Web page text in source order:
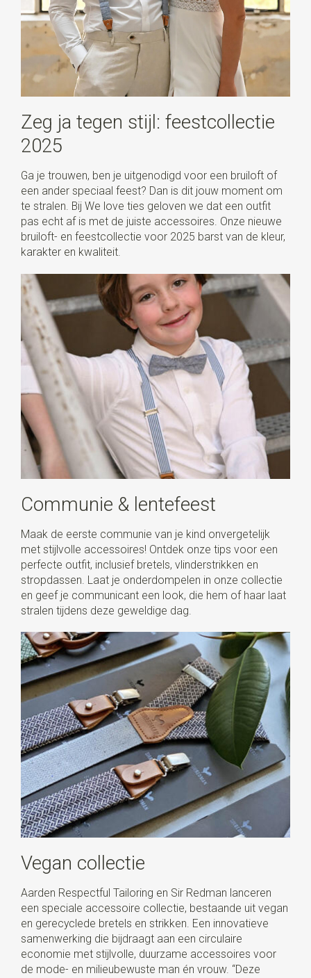
Zeg ja tegen stijl: feestcollectie
2025
Ga je trouwen, ben je uitgenodigd voor een bruiloft of
een ander speciaal feest? Dan is dit jouw moment om
te stralen. Bij We love ties geloven we dat een outfit
pas echt af is met de juiste accessoires. Onze nieuwe
bruiloft- en feestcollectie voor 2025 barst van de kleur,
karakter en kwaliteit.
Communie & lentefeest
Maak de eerste communie van je kind onvergetelijk
met stijlvolle accessoires! Ontdek onze tips voor een
perfecte outfit, inclusief bretels, vlinderstrikken en
stropdassen. Laat je onderdompelen in onze collectie
en geef je communicant een look, die hem of haar laat
stralen tijdens deze geweldige dag.
Vegan collectie
Aarden Respectful Tailoring en Sir Redman lanceren
een speciale accessoire collectie, bestaande uit vegan
en gerecyclede bretels en strikken. Een innovatieve
samenwerking die bijdraagt aan een circulaire
economie met stijlvolle, duurzame accessoires voor
de mode- en milieubewuste man én vrouw. “Deze